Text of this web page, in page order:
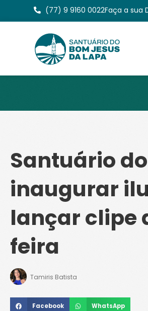
(77) 9 9160 0022Faça a sua
Santuário
inaugurar
lançar clipe
feira
Tamiris Batista
Facebook WhatsApp